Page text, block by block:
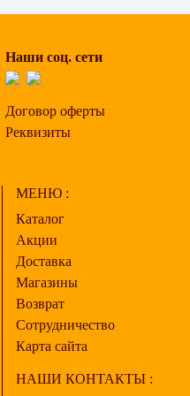
Наши соц. сети
Договор оферты
Реквизиты
МЕНЮ :
Каталог
Акции
Доставка
Магазины
Возврат
Сотрудничество
Карта сайта
НАШИ КОНТАКТЫ :